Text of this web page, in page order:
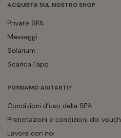
ACQUISTA SUL NOSTRO SHOP
Private SPA
Massaggi
Solarium
Scarica l’app
POSSIAMO AIUTARTI?
Condizioni d’uso della SPA
Prenotazioni e condizioni dei
Lavora con noi